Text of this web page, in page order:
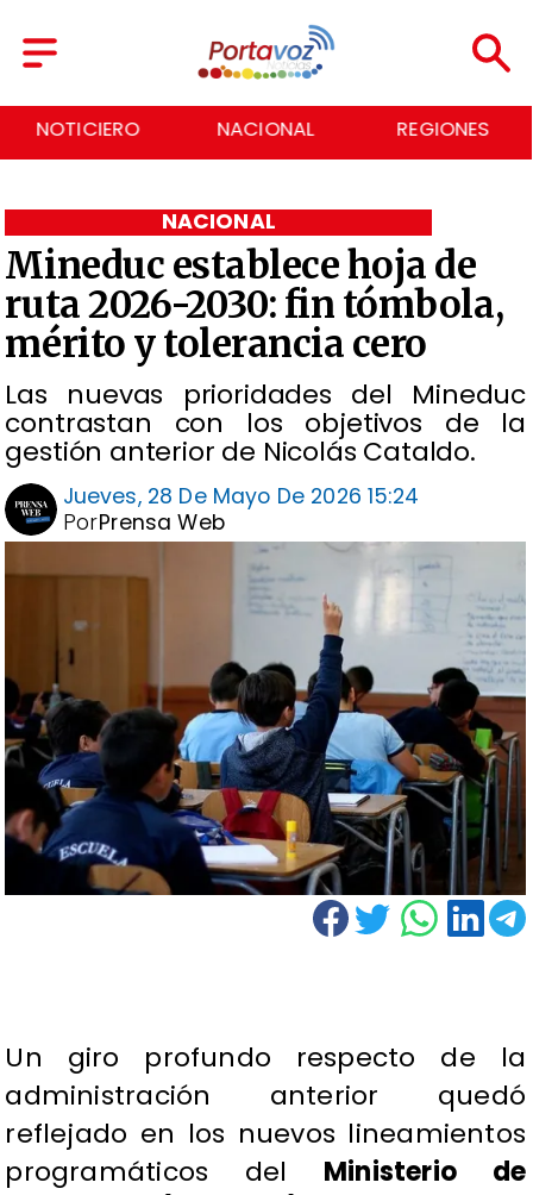
NACIONAL REGIONES ECONOMÍA
Mineduc establece hoja de
ruta 2026-2030: fin tómbola,
mérito y tolerancia cero
Las nuevas prioridades del Mineduc
contrastan con los objetivos de la
gestión anterior de Nicolás Cataldo.
NACIONAL
Jueves, 28 De Mayo De 2026 15:24
Prensa Web
Por
Un giro profundo respecto de la
administración anterior quedó
reflejado en los nuevos lineamientos
programáticos del Ministerio de